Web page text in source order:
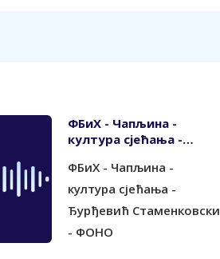
ФБиХ - Чапљина -
култура сјећања -
Стаменковски - ФОНО
ФБиХ - Чапљина -
култура сјећања -
Ђурђевић Стаменковски
- ФОНО